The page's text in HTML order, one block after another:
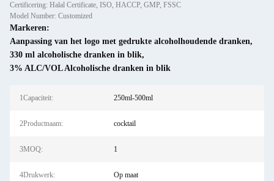
Certificering: Halal Certificate, ISO, HACCP, GMP, FSSC
Model Number: Customized
Markeren:
Aanpassing van het logo met gedrukte alcoholhoudende dranken,
330 ml alcoholische dranken in blik,
3% ALC/VOL Alcoholische dranken in blik
1Capaciteit: 250ml-500ml
2Productnaam: cocktail
3MOQ: 1
4Drukwerk: Op maat